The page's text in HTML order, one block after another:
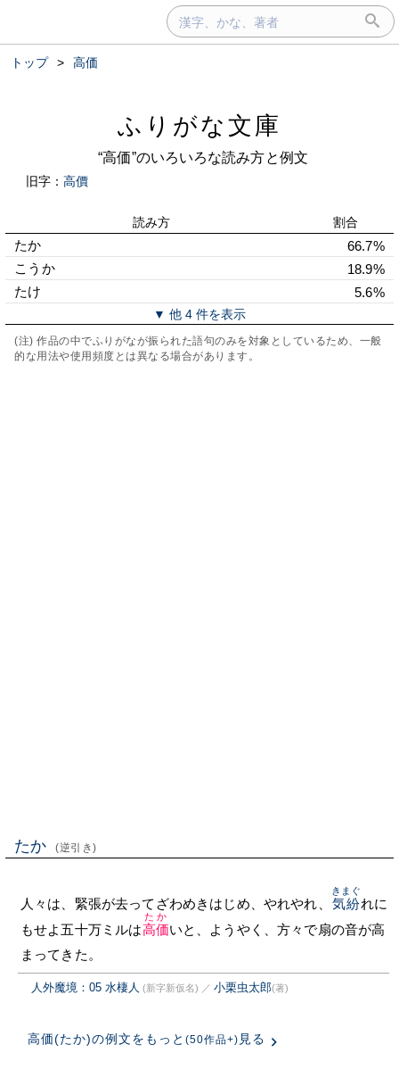
トップ > 高価
ふりがな文庫
“高価”のいろいろな読み方と例文
旧字： 高價
読み方 割合
たか
66.7%
こうか
18.9%
たけ
5.6%
▼ 他 4 件を表示
(注) 作品の中でふりがなが振られた語句のみを対象としているため、一般
的な用法や使用頻度とは異なる場合があります。
たか (逆引き)
人々は、緊張が去ってざわめきはじめ、やれやれ、 気紛
きまぐ
れに
もせよ五十万ミルは高価
たか
いと、ようやく、方々で扇の音が高
まってきた。
人外魔境：05 水棲人 (新字新仮名) ／ 小栗虫太郎(著)
高価(たか)の例文をもっと (50作品+) 見る